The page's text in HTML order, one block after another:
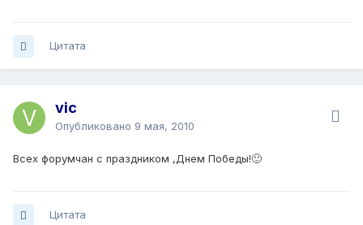
Цитата
vic
Опубликовано 9 мая, 2010
Всех форумчан с праздником ,Днем Победы!🙂
Цитата